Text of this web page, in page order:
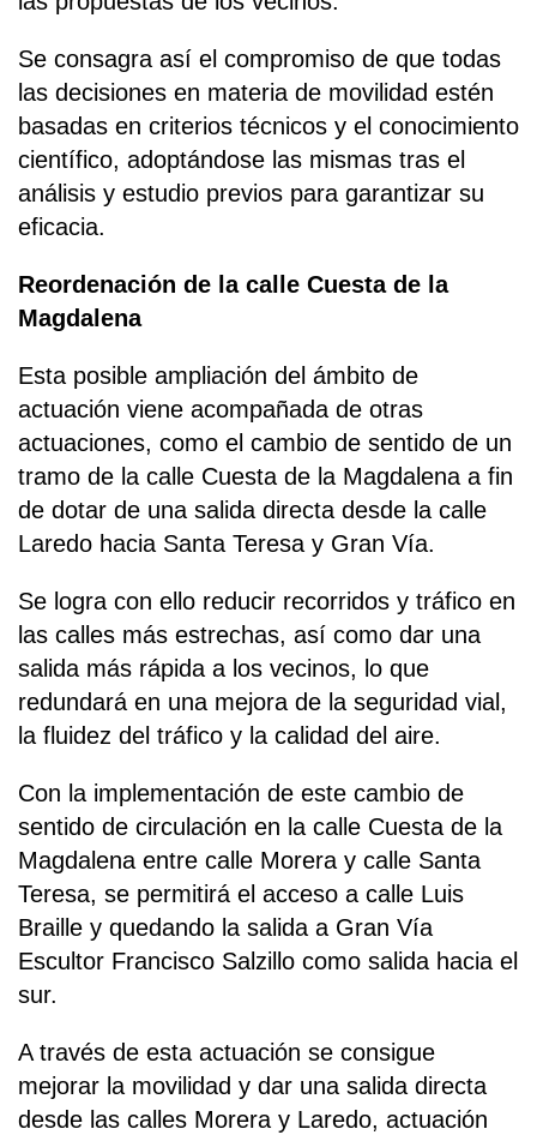
Se consagra así el compromiso de que todas
las decisiones en materia de movilidad estén
basadas en criterios técnicos y el conocimiento
científico, adoptándose las mismas tras el
análisis y estudio previos para garantizar su
eficacia.
Reordenación de la calle Cuesta de la
Magdalena
Esta posible ampliación del ámbito de
actuación viene acompañada de otras
actuaciones, como el cambio de sentido de un
tramo de la calle Cuesta de la Magdalena a fin
de dotar de una salida directa desde la calle
Laredo hacia Santa Teresa y Gran Vía.
Se logra con ello reducir recorridos y tráfico en
las calles más estrechas, así como dar una
salida más rápida a los vecinos, lo que
redundará en una mejora de la seguridad vial,
la fluidez del tráfico y la calidad del aire.
Con la implementación de este cambio de
sentido de circulación en la calle Cuesta de la
Magdalena entre calle Morera y calle Santa
Teresa, se permitirá el acceso a calle Luis
Braille y quedando la salida a Gran Vía
Escultor Francisco Salzillo como salida hacia el
sur.
A través de esta actuación se consigue
mejorar la movilidad y dar una salida directa
desde las calles Morera y Laredo, actuación